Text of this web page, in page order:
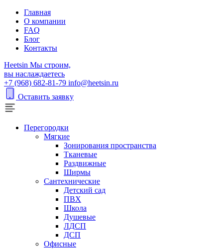
Главная
О компании
FAQ
Блог
Контакты
Heetsin Мы строим,
вы наслаждаетесь
+7 (968) 682-81-79 info@heetsin.ru
Оставить заявку
Перегородки
Мягкие
Зонирования пространства
Тканевые
Раздвижные
Ширмы
Сантехнические
Детский сад
ПВХ
Школа
Душевые
ЛДСП
ДСП
Офисные